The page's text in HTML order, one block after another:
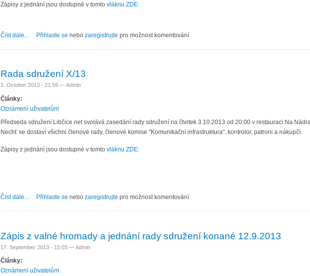
Zápisy z jednání jsou dostupné v tomto vláknu ZDE:
Číst dále... about Rada sdružení I/14
Přihlaste se nebozaregistrujte pro možnost komentování
Rada sdružení X/13
1. October 2013 - 21:59 —Admin
Články:
Oznámení uživatelům
Předseda sdružení Libčice.net svolává zasedání rady sdružení na čtvrtek 3.10.2013 od 20:00 v restauraci Na
Nechť se dostaví všichni členové rady, členové komise "Komunikační infrastruktura", kontrolor, patroni a nákupčí.
Zápisy z jednání jsou dostupné v tomto vláknu ZDE:
Číst dále... about Rada sdružení X/13
Přihlaste se nebozaregistrujte pro možnost komentování
Zápis z valné hromady a jednání rady sdružení konané 12.9.2013
17. September 2013 - 15:03 —Admin
Články:
Oznámení uživatelům